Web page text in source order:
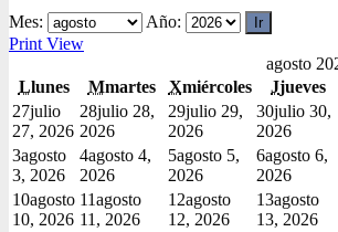
Mes:
Año:
Print View
agosto
Llunes Mmartes Xmiércoles Jjueves
27julio
27, 2026
28julio 28,
2026
29julio 29,
2026
30julio 30,
2026
3agosto
3, 2026
4agosto 4,
2026
5agosto 5,
2026
6agosto 6,
2026
10agosto
10, 2026
11agosto
11, 2026
12agosto
12, 2026
13agosto
13, 2026